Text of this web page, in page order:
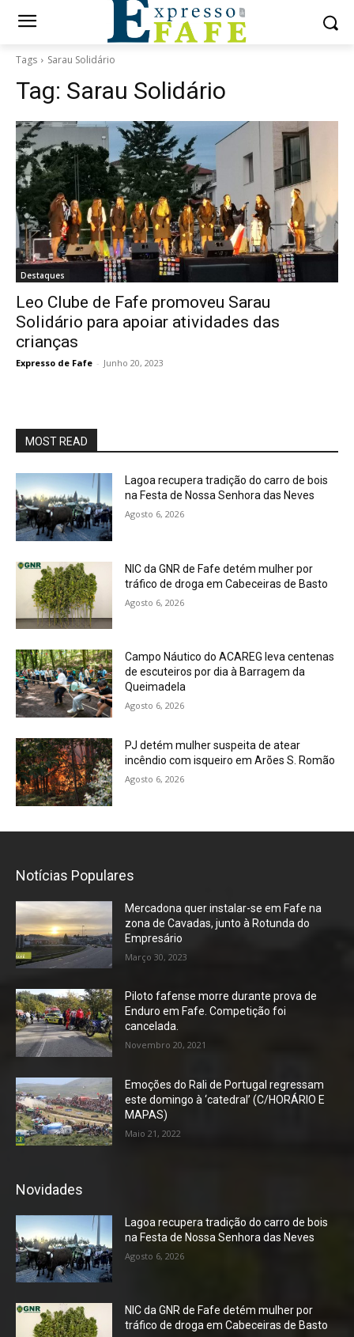
Tags Sarau Solidário
Tag: Sarau Solidário
Destaques
Leo Clube de Fafe promoveu Sarau
Solidário para apoiar atividades das
crianças
Expresso de Fafe - Junho 20, 2023
MOST READ
Lagoa recupera tradição do carro de bois
na Festa de Nossa Senhora das Neves
Agosto 6, 2026
NIC da GNR de Fafe detém mulher por
tráfico de droga em Cabeceiras de Basto
Agosto 6, 2026
Campo Náutico do ACAREG leva centenas
de escuteiros por dia à Barragem da
Queimadela
Agosto 6, 2026
PJ detém mulher suspeita de atear
incêndio com isqueiro em Arões S. Romão
Agosto 6, 2026
Notícias Populares
Mercadona quer instalar-se em Fafe na
zona de Cavadas, junto à Rotunda do
Empresário
Março 30, 2023
Piloto fafense morre durante prova de
Enduro em Fafe. Competição foi
cancelada.
Novembro 20, 2021
Emoções do Rali de Portugal regressam
este domingo à ‘catedral’ (C/HORÁRIO E
MAPAS)
Maio 21, 2022
Novidades
Lagoa recupera tradição do carro de bois
na Festa de Nossa Senhora das Neves
Agosto 6, 2026
NIC da GNR de Fafe detém mulher por
tráfico de droga em Cabeceiras de Basto